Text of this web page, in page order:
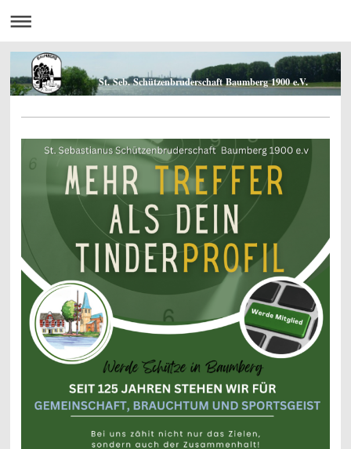
St. Seb. Schützenbruderschaft Baumberg 1900 e.V.